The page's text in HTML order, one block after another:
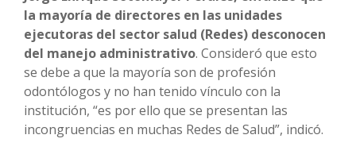
la mayoría de directores en las unidades
ejecutoras del sector salud (Redes) desconocen
del manejo administrativo. Consideró que esto
se debe a que la mayoría son de profesión
odontólogos y no han tenido vínculo con la
institución, “es por ello que se presentan las
incongruencias en muchas Redes de Salud”, indicó.